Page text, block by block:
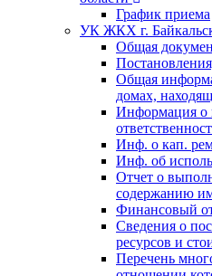
График приема
УК ЖКХ г.
Общая
Общая
домах,
Информация о
Инф. о кап.
Инф. об
Отчет о
содержанию
Финансовый
Сведения о
ресурсов и
Перечень